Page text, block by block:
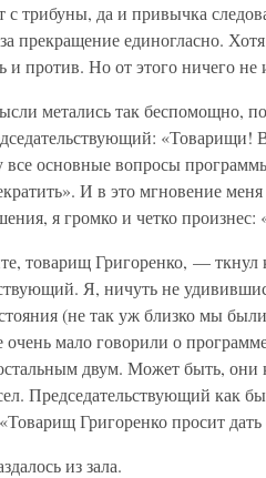
с трибуны, да и привычка
прекращение единогласно.
и против. Но от этого ничего не
метались так беспомощно,
«Товарищи!
все основные вопросы
И в это мгновение
я громко и четко
товарищ Григоренко, — ткнул
Я, ничуть не
(не так уж близко мы
мало говорили о
двум. Может быть, они
Председательствующий как
Григоренко просит
из зала.